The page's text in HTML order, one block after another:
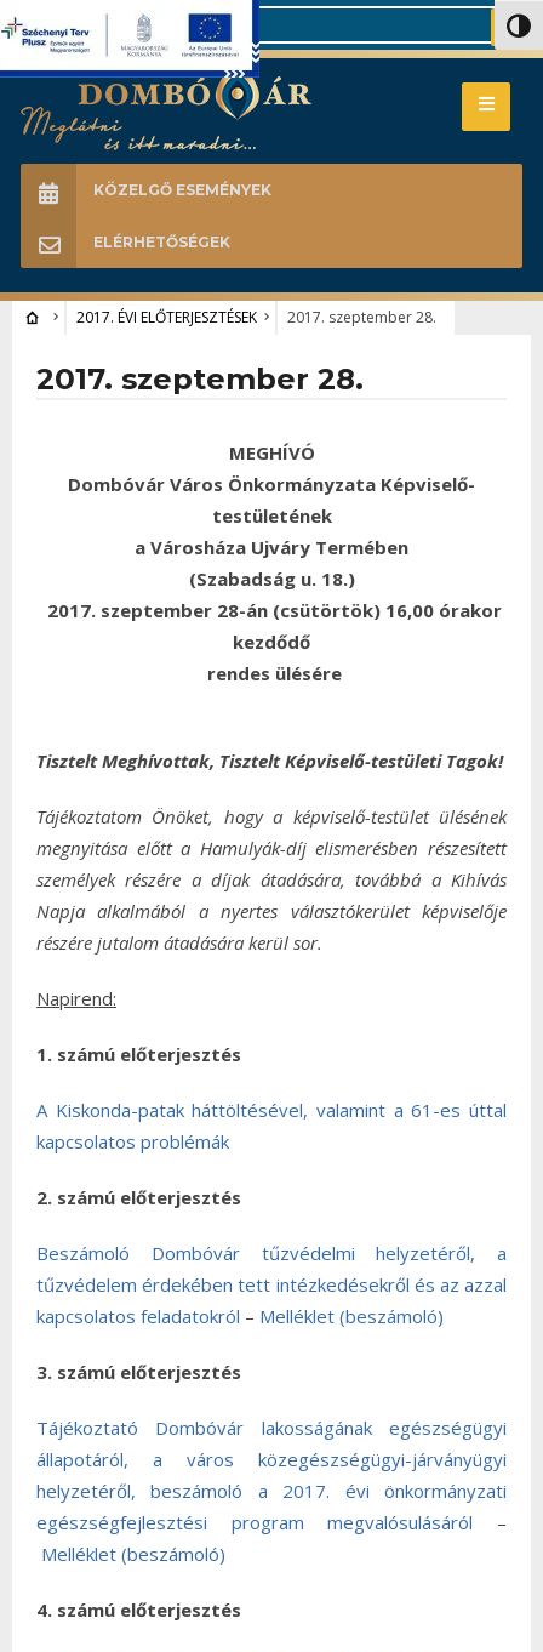
Search
KÖZELGŐ ESEMÉNYEK
ELÉRHETŐSÉGEK
2017. ÉVI ELŐTERJESZTÉSEK 2017. szeptember 28.
2017. szeptember 28.
MEGHÍVÓ
Dombóvár Város Önkormányzata Képviselő-
testületének
a Városháza Ujváry Termében
(Szabadság u. 18.)
2017. szeptember 28-án (csütörtök) 16,00 órakor
kezdődő
rendes ülésére
Tisztelt Meghívottak, Tisztelt Képviselő-testületi Tagok!
Tájékoztatom Önöket, hogy a képviselő-testület ülésének
megnyitása előtt a Hamulyák-díj elismerésben részesített
személyek részére a díjak átadására, továbbá a Kihívás
Napja alkalmából a nyertes választókerület képviselője
részére jutalom átadására kerül sor.
Napirend:
1. számú előterjesztés
A Kiskonda-patak háttöltésével, valamint a 61-es úttal
kapcsolatos problémák
2. számú előterjesztés
Beszámoló Dombóvár tűzvédelmi helyzetéről, a
tűzvédelem érdekében tett intézkedésekről és az azzal
kapcsolatos feladatokról – Melléklet (beszámoló)
3. számú előterjesztés
Tájékoztató Dombóvár lakosságának egészségügyi
állapotáról, a város közegészségügyi-járványügyi
helyzetéről, beszámoló a 2017. évi önkormányzati
egészségfejlesztési program megvalósulásáról –
Melléklet (beszámoló)
4. számú előterjesztés